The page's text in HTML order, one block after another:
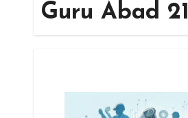
Guru Abad 21